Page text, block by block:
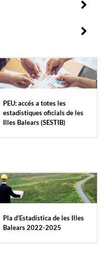
PEU: accés a totes les
estadístiques oficials de les
Illes Balears (SESTIB)
Pla d'Estadística de les Illes
Balears 2022-2025